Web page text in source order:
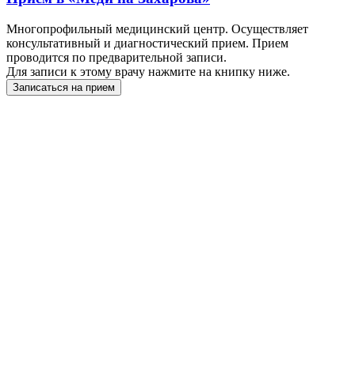
Многопрофильный медицинский центр. Осуществляет
консультативный и диагностический прием. Прием
проводится по предварительной записи.
Для записи к этому врачу нажмите на книпку ниже.
Записаться на прием